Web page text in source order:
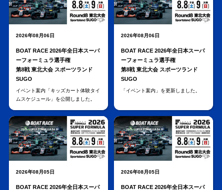
2026年08月06日
BOAT RACE 2026年全日本スーパ
ーフォーミュラ選手権
第8戦 東北大会 スポーツランド
SUGO
イベント案内「キッズカート体験タイ
ムスケジュール」を公開しました。
2026年08月06日
BOAT RACE 2026年全日本スーパ
ーフォーミュラ選手権
第8戦 東北大会 スポーツランド
SUGO
「イベント案内」を更新しました。
2026年08月05日
BOAT RACE 2026年全日本スーパ
2026年08月05日
BOAT RACE 2026年全日本スーパ